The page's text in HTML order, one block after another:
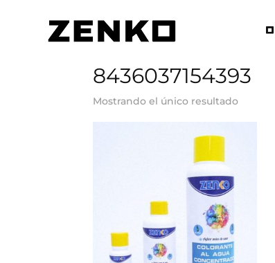
8436037154393
Mostrando el único resultado